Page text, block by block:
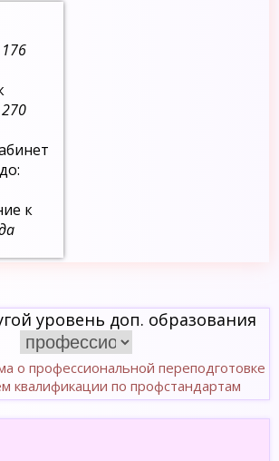
176
270
к
уровень доп. образования
о профессиональной переподготовке
квалификации по профстандартам